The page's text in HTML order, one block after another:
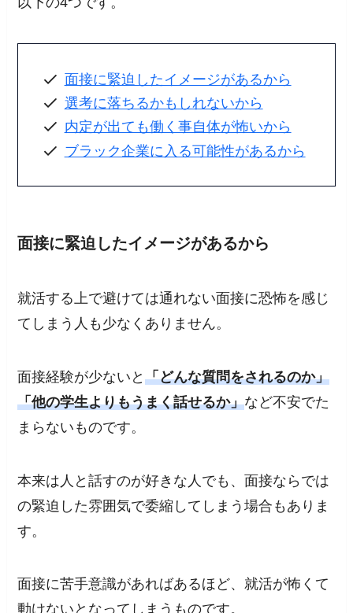
面接に緊迫したイメージがあるから
選考に落ちるかもしれないから
内定が出ても働く事自体が怖いから
ブラック企業に入る可能性があるから
面接に緊迫したイメージがあるから
就活する上で避けては通れない面接に恐怖を感じ
てしまう 人も少なくありません。
面接経験が少ないと「どんな質問をされるのか」
「他の学生よりもうまく話せるか」など不安でた
まらないものです。
本来は人と話すのが好きな人でも、面接ならでは
の緊迫した雰囲気で委縮してしまう場合もありま
す。
面接に苦手意識があればあるほど、就活が怖くて
動けないとなってしまうものです。